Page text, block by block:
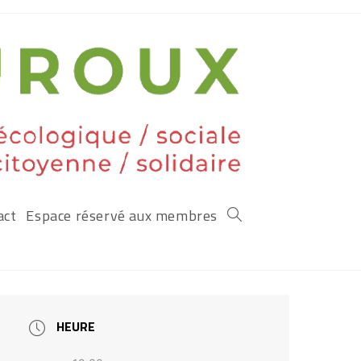
Espace réservé aux membres
HEURE